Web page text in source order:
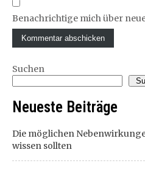
Benachrichtige mich über
Suchen
Neueste Beiträge
Die möglichen
wissen sollten